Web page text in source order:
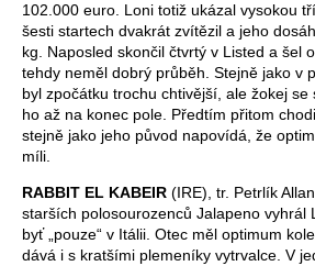
102.000 euro. Loni totiž ukázal vysokou
šesti startech dvakrát zvítězil a jeho
kg. Naposled skončil čtvrtý v Listed a šel
tehdy neměl dobrý průběh. Stejně jako v
byl zpočátku trochu chtivější, ale žokej
ho až na konec pole. Předtím přitom
stejně jako jeho původ napovídá, že
míli.
RABBIT EL KABEIR (IRE), tr. Petrlík
starších polosourozenců Jalapeno vyhrál
byť „pouze“ v Itálii. Otec měl optimum
dává i s kratšími plemeníky vytrvalce. V